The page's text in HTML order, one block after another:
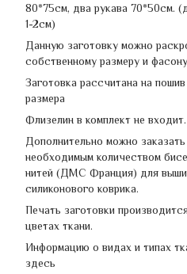
80*75см, два рукава 70*50см.
1-2см)
Данную заготовку можно
собственному размеру и
Заготовка рассчитана на
размера
Флизелин в комплект не входит.
Дополнительно можно
необходимым количеством
нитей (ДМС Франция) для
силиконового коврика.
Печать заготовки
цветах ткани.
Информацию о видах и типах
здесь